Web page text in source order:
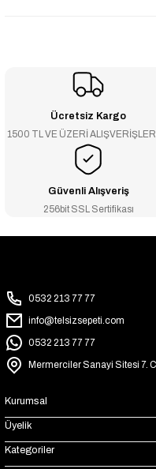
Ücretsiz Kargo
1500 TL VE ÜZERİ
Güvenli Alışveriş
256bit SSL Sertifikası
0532 213 77 77
info@telsizsepeti.com
0532 213 77 77
Mermerciler Sanayi Sitesi 7.
Kurumsal
Üyelik
Kategoriler